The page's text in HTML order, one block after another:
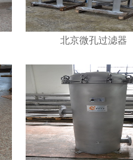
北京微孔过滤器